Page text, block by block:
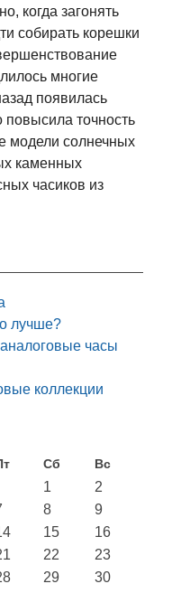
когда загонять
собирать корешки
многие
появилась
повысила точность
модели солнечных
каменных
часиков из
лучше?
часы
коллекции
Сб Вс
1
2
8
9
15
16
22
23
29
30